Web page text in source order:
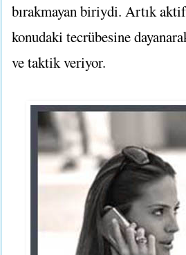
bırakmayan biriydi. Artık
konudaki tecrübesine
ve taktik veriyor.